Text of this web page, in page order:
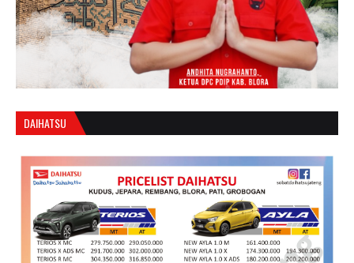
DAIHATSU